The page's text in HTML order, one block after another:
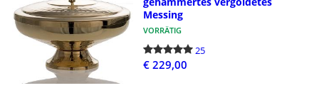
Messing
VORRÄTIG
25
€ 229,00